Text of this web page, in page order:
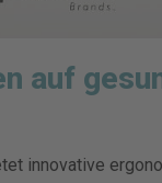
auf
innovative